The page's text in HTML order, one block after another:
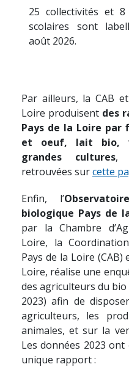
25 collectivités et 8
scolaires sont
août 2026.
Par ailleurs, la CAB
Loire produisent des
Pays de la Loire par
et oeuf, lait bio,
grandes cultures,
retrouvées surcette
Enfin, l’
biologique Pays de
par la Chambre
Loire, la
Pays de la Loire (CAB)
Loire, réalise une
des agriculteurs du
2023) afin de
agriculteurs, les
animales, et sur la
Les données 2023
unique rapport :